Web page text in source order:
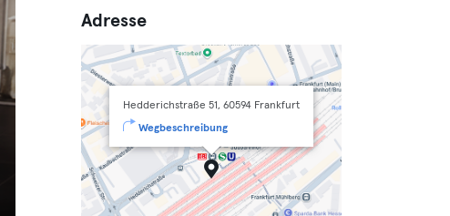
Adresse
Hedderichstraße 51, 60594 Frankfurt
Wegbeschreibung